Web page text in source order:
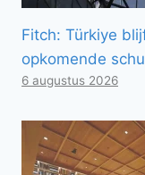
Fitch: Türkiye
opkomende
6 augustus 2026